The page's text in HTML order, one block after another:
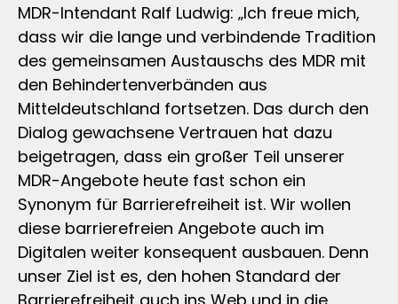
MDR-Intendant Ralf Ludwig: „Ich freue mich,
dass wir die lange und verbindende Tradition
des gemeinsamen Austauschs des MDR mit
den Behindertenverbänden aus
Mitteldeutschland fortsetzen. Das durch den
Dialog gewachsene Vertrauen hat dazu
beigetragen, dass ein großer Teil unserer
MDR-Angebote heute fast schon ein
Synonym für Barrierefreiheit ist. Wir wollen
diese barrierefreien Angebote auch im
Digitalen weiter konsequent ausbauen. Denn
unser Ziel ist es, den hohen Standard der